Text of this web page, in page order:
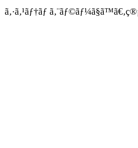
ã‚·ã‚¹ãƒ†ãƒ